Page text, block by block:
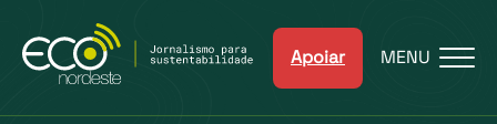
Apoiar MENU